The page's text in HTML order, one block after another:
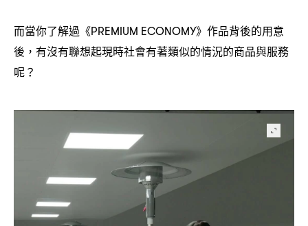
而當你了解過《PREMIUM ECONOMY》作品背後的用意
後 ， 有沒有聯想起現時社會有著類似的情況的商品與服務
呢？